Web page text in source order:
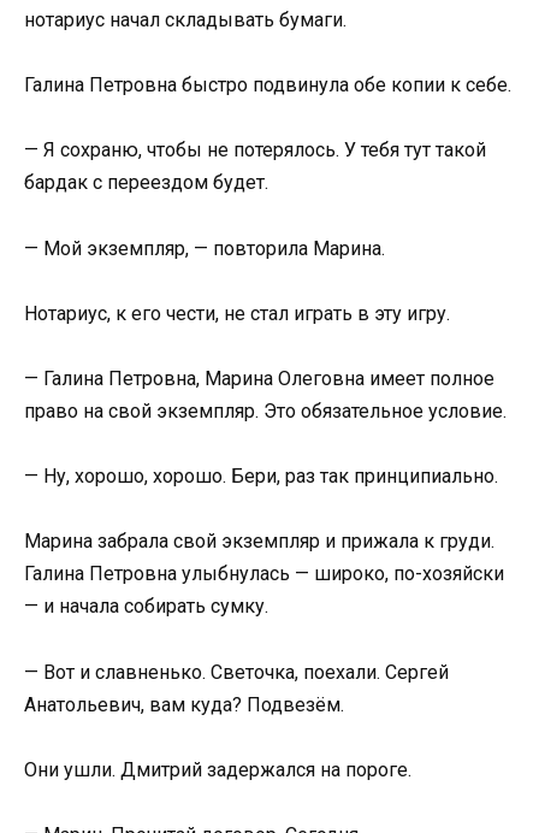
нотариус начал складывать бумаги.
Галина Петровна быстро подвинула обе копии к себе.
— Я сохраню, чтобы не потерялось. У тебя тут такой
бардак с переездом будет.
— Мой экземпляр, — повторила Марина.
Нотариус, к его чести, не стал играть в эту игру.
— Галина Петровна, Марина Олеговна имеет полное
право на свой экземпляр. Это обязательное условие.
— Ну, хорошо, хорошо. Бери, раз так принципиально.
Марина забрала свой экземпляр и прижала к груди.
Галина Петровна улыбнулась — широко, по-хозяйски
— и начала собирать сумку.
— Вот и славненько. Светочка, поехали. Сергей
Анатольевич, вам куда? Подвезём.
Они ушли. Дмитрий задержался на пороге.